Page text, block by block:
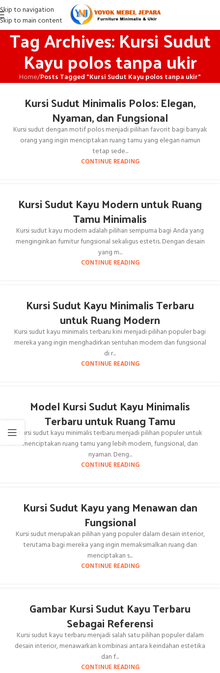
Skip to navigation
Skip to main content
Tag Archives: Kursi Sudut
Kayu polos tanpa ukir
Home/Posts Tagged "Kursi Sudut Kayu polos tanpa ukir"
Kursi Sudut Minimalis Polos: Elegan,
Nyaman, dan Fungsional
Kursi sudut dengan motif polos menjadi pilihan favorit bagi banyak
orang yang ingin menciptakan ruang tamu yang elegan namun
tetap sede...
CONTINUE READING
Kursi Sudut Kayu Modern untuk Ruang
Tamu Minimalis
Kursi sudut kayu modern adalah pilihan sempurna bagi Anda yang
menginginkan furnitur fungsional sekaligus estetis. Dengan desain
yang m...
CONTINUE READING
Kursi Sudut Kayu Minimalis Terbaru
untuk Ruang Modern
Kursi sudut kayu minimalis terbaru kini menjadi pilihan populer bagi
mereka yang ingin menghadirkan sentuhan modern dan fungsional
di r...
CONTINUE READING
Model Kursi Sudut Kayu Minimalis
Terbaru untuk Ruang Tamu
Kursi sudut kayu minimalis terbaru menjadi pilihan populer untuk
menciptakan ruang tamu yang lebih modern, fungsional, dan
nyaman. Deng...
CONTINUE READING
Kursi Sudut Kayu yang Menawan dan
Fungsional
Kursi sudut merupakan pilihan yang populer dalam desain interior,
terutama bagi mereka yang ingin memaksimalkan ruang dan
menciptakan s...
CONTINUE READING
Gambar Kursi Sudut Kayu Terbaru
Sebagai Referensi
Kursi sudut kayu terbaru menjadi salah satu pilihan populer dalam
desain interior, menawarkan kombinasi antara keindahan estetika
dan f...
CONTINUE READING